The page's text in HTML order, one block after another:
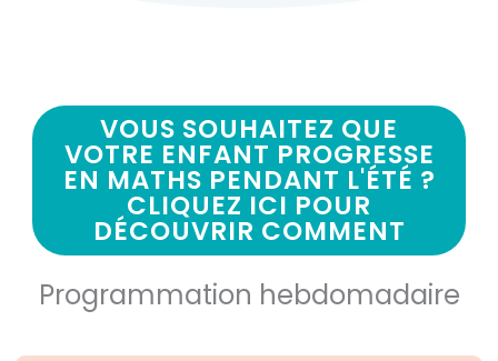
VOUS SOUHAITEZ QUE
VOTRE ENFANT PROGRESSE
EN MATHS PENDANT L'ÉTÉ ?
CLIQUEZ ICI POUR
DÉCOUVRIR COMMENT
Programmation hebdomadaire